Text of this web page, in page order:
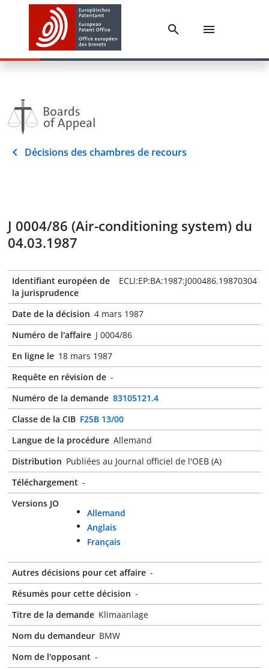
Décisions des chambres de recours
J 0004/86 (Air-conditioning system) du
04.03.1987
Identifiant européen de
la jurisprudence
ECLI:EP:BA:1987:J000486.19870304
Date de la décision 4 mars 1987
Numéro de l'affaire J 0004/86
En ligne le 18 mars 1987
Requête en révision de -
Numéro de la demande 83105121.4
Classe de la CIB F25B 13/00
Langue de la procédure Allemand
Distribution Publiées au Journal officiel de l'OEB (A)
Téléchargement -
Versions JO
Allemand
Anglais
Français
Autres décisions pour cet affaire -
Résumés pour cette décision -
Titre de la demande Klimaanlage
Nom du demandeur BMW
Nom de l'opposant -